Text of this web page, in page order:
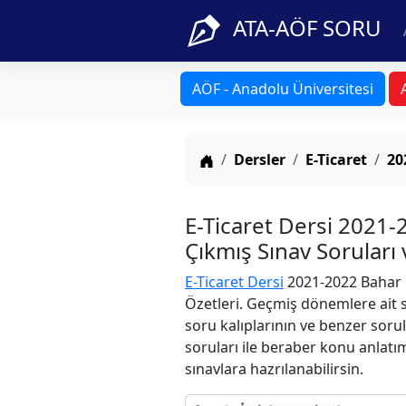
ATA-AÖF SORU
AÖF - Anadolu Üniversitesi
Anasayfa
Dersler E-Ticaret
E-Ticaret Dersi 2021-
Çıkmış Sınav
E-Ticaret Dersi 2021-2022 Bahar
Özetleri. Geçmiş dönemlere ait
soru kalıplarının ve benzer
soruları ile beraber konu
sınavlara hazrılanabilirsin.